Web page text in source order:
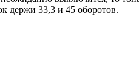
держи 33,3 и 45 оборотов.